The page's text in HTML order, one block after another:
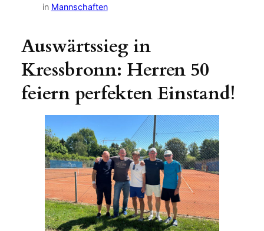
in Mannschaften
Auswärtssieg in
Kressbronn: Herren 50
feiern perfekten Einstand!